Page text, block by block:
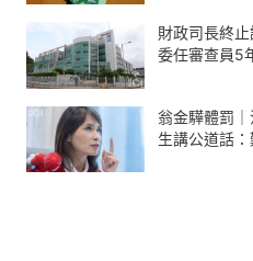
財政司長終
委任審查員5
翁金驊體罰
生講公道話